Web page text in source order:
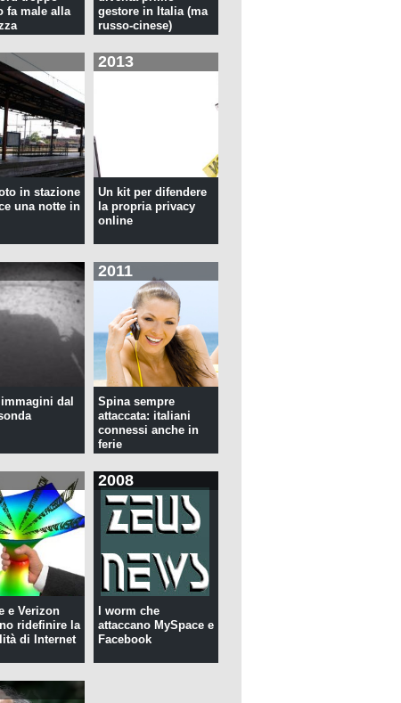
fa male alla
gestore in Italia (ma
russo-cinese)
in stazione
una notte in
2013
Un kit per difendere
la propria privacy
online
dal
2011
Spina sempre
attaccata: italiani
connessi anche in
ferie
e Verizon
ridefinire la
di Internet
2008
I worm che
attaccano MySpace e
Facebook